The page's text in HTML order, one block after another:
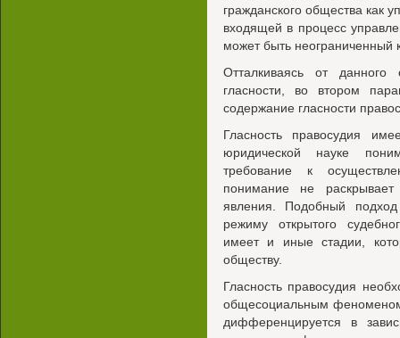
гражданского общества как
входящей в процесс
может быть неограниченный
Отталкиваясь от
гласности, во втором
содержание гласности
Гласность правосудия
юридической науке
требование к
понимание не
явления. Подобный подход
режиму открытого
имеет и иные стадии,
обществу.
Гласность правосудия
общесоциальным
дифференцируется в